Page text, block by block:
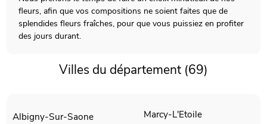
fleurs, afin que vos compositions ne soient faites que de
splendides fleurs fraîches, pour que vous puissiez en profiter
des jours durant.
Villes du département (69)
Albigny-Sur-Saone
Marcy-L'Etoile